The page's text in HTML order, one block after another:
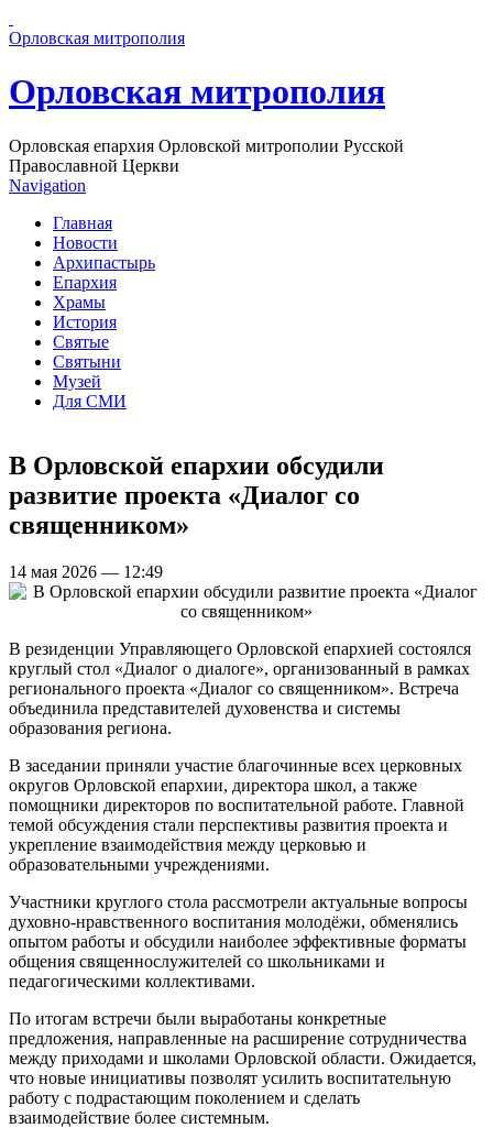
Орловская митрополия
Орловская митрополия
Орловская епархия Орловской митрополии Русской
Православной Церкви
Navigation
Главная
Новости
Архипастырь
Епархия
Храмы
История
Святые
Святыни
Музей
Для СМИ
В Орловской епархии обсудили
развитие проекта «Диалог со
священником»
14 мая 2026 — 12:49
В резиденции Управляющего Орловской епархией состоялся
круглый стол «Диалог о диалоге», организованный в рамках
регионального проекта «Диалог со священником». Встреча
объединила представителей духовенства и системы
образования региона.
В заседании приняли участие благочинные всех церковных
округов Орловской епархии, директора школ, а также
помощники директоров по воспитательной работе. Главной
темой обсуждения стали перспективы развития проекта и
укрепление взаимодействия между церковью и
образовательными учреждениями.
Участники круглого стола рассмотрели актуальные вопросы
духовно-нравственного воспитания молодёжи, обменялись
опытом работы и обсудили наиболее эффективные форматы
общения священнослужителей со школьниками и
педагогическими коллективами.
По итогам встречи были выработаны конкретные
предложения, направленные на расширение сотрудничества
между приходами и школами Орловской области. Ожидается,
что новые инициативы позволят усилить воспитательную
работу с подрастающим поколением и сделать
взаимодействие более системным.